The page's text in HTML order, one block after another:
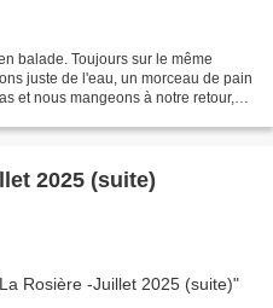
balade. Toujours sur le même
juste de l'eau, un morceau de pain
et nous mangeons à notre retour,
2025 (suite)